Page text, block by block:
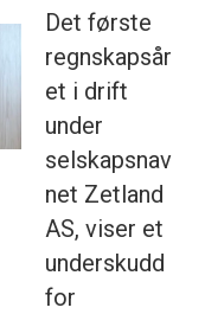
Det første
regnskapsår
et i drift
under
selskapsnav
net Zetland
AS, viser et
underskudd
for